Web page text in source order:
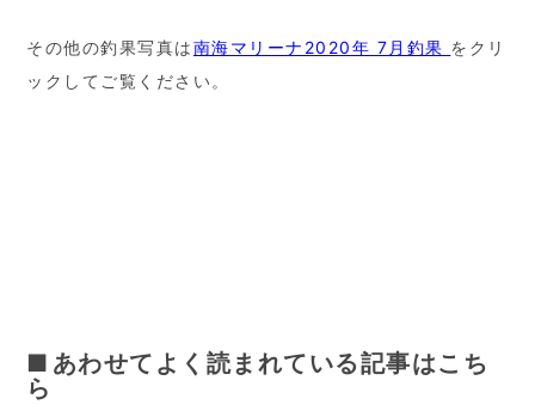
その他の釣果写真は南海マリーナ2020年 7月釣果 をクリ
ックしてご覧ください。
あわせてよく読まれている記事はこち
ら